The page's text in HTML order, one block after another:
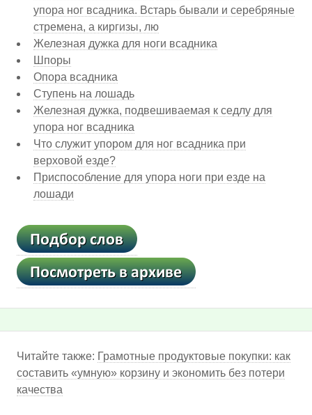
упора ног всадника. Встарь бывали и серебряные
стремена, а киргизы, лю
Железная дужка для ноги всадника
Шпоры
Опора всадника
Ступень на лошадь
Железная дужка, подвешиваемая к седлу для
упора ног всадника
Что служит упором для ног всадника при
верховой езде?
Приспособление для упора ноги при езде на
лошади
Читайте также: Грамотные продуктовые покупки: как
составить «умную» корзину и экономить без потери
качества